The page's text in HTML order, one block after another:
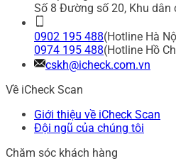
Số 8 Đường số 20, Khu dân
0902 195 488(Hotline Hà
0974 195 488(Hotline Hồ
cskh@icheck.com.vn
Về iCheck Scan
Giới thiệu về iCheck Scan
Đội ngũ của chúng tôi
Chăm sóc khách hàng